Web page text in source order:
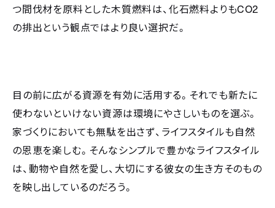
つ間伐材を原料とした木質燃料は、化石燃料よりもCO2
の排出という観点ではより良い選択だ。
目の前に広がる資源を有効に活用する。それでも新たに
使わないといけない資源は環境にやさしいものを選ぶ。
家づくりにおいても無駄を出さず、ライフスタイルも自然
の恩恵を楽しむ。そんなシンプルで豊かなライフスタイル
は、動物や自然を愛し、大切にする彼女の生き方そのもの
を映し出しているのだろう。